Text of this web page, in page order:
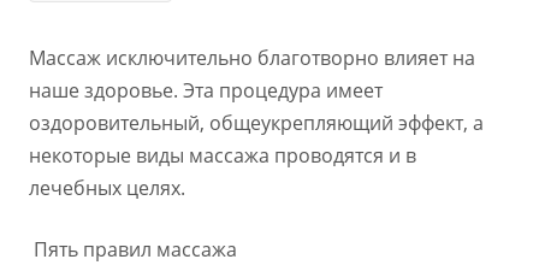
Массаж исключительно благотворно влияет на
наше здоровье. Эта процедура имеет
оздоровительный, общеукрепляющий эффект, а
некоторые виды массажа проводятся и в
лечебных целях.
Пять правил массажа